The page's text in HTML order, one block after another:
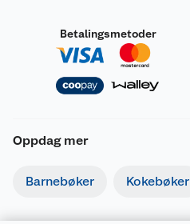
Betalingsmetoder
Oppdag mer
Barnebøker Kokebøker